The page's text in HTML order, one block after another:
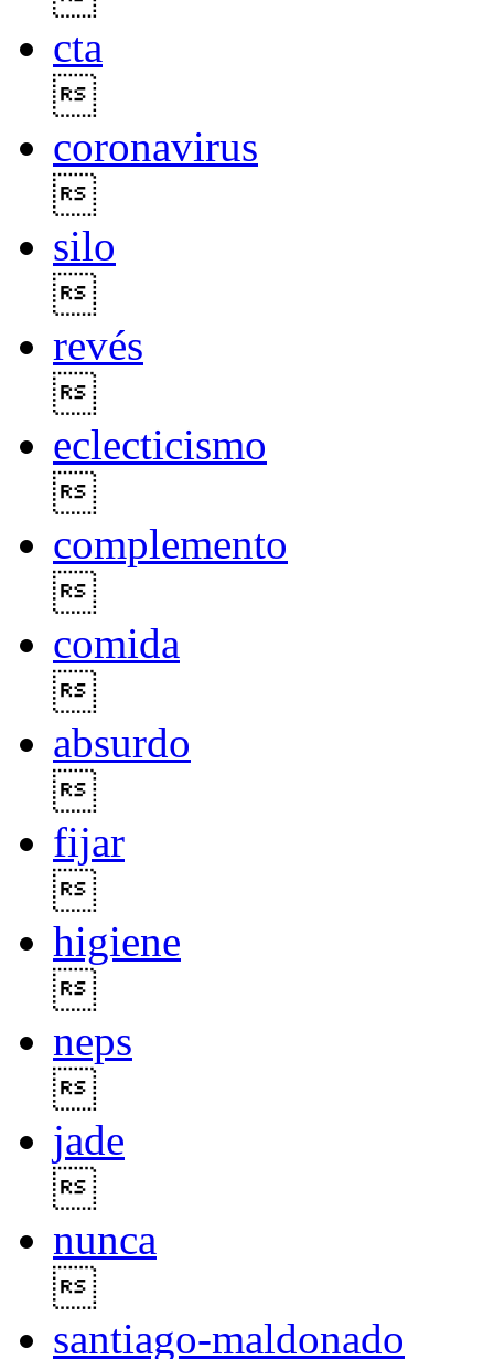
cta
coronavirus
silo
revés
eclecticismo
complemento
comida
absurdo
fijar
higiene
neps
jade
nunca
santiago-maldonado